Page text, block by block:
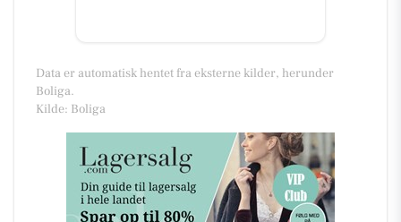
Data er automatisk hentet fra eksterne kilder, herunder
Boliga.
Kilde: Boliga